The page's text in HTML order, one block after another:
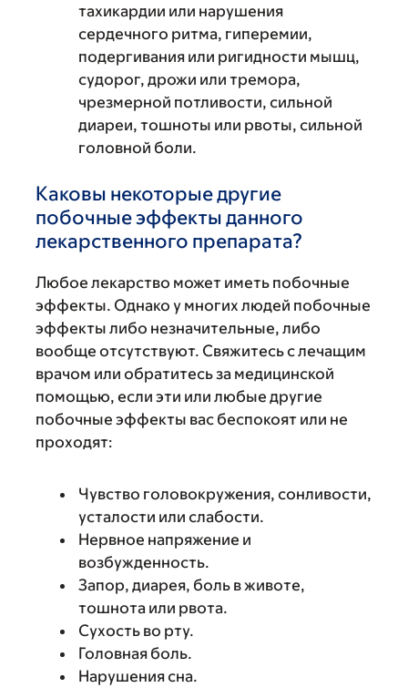
тахикардии или нарушения
сердечного ритма, гиперемии,
подергивания или ригидности мышц,
судорог, дрожи или тремора,
чрезмерной потливости, сильной
диареи, тошноты или рвоты, сильной
головной боли.
Каковы некоторые другие
побочные эффекты данного
лекарственного препарата?
Любое лекарство может иметь побочные
эффекты. Однако у многих людей побочные
эффекты либо незначительные, либо
вообще отсутствуют. Свяжитесь с лечащим
врачом или обратитесь за медицинской
помощью, если эти или любые другие
побочные эффекты вас беспокоят или не
проходят:
Чувство головокружения, сонливости,
усталости или слабости.
Нервное напряжение и
возбужденность.
Запор, диарея, боль в животе,
тошнота или рвота.
Сухость во рту.
Головная боль.
Нарушения сна.